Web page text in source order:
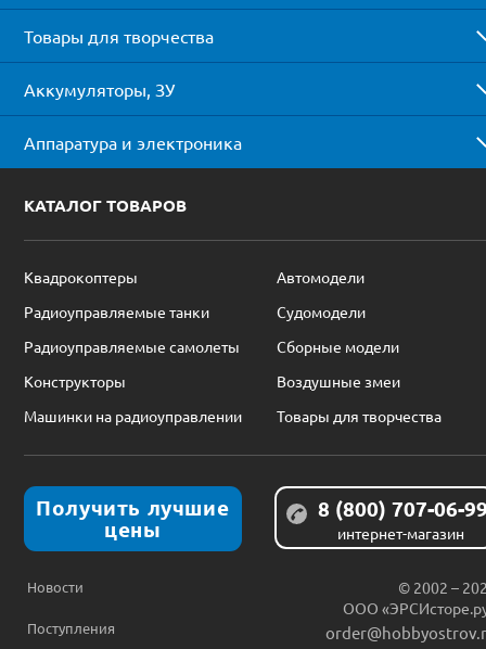
Товары для творчества
Аккумуляторы, ЗУ
Аппаратура и электроника
КАТАЛОГ ТОВАРОВ
Квадрокоптеры
Автомодели
Радиоуправляемые танки
Судомодели
Радиоуправляемые самолеты
Сборные модели
Конструкторы
Воздушные змеи
Машинки на радиоуправлении
Товары для творчества
Получить лучшие
цены
8 (800) 707-06-
интернет-магазин
Новости
Поступления
© 2002 –
ООО